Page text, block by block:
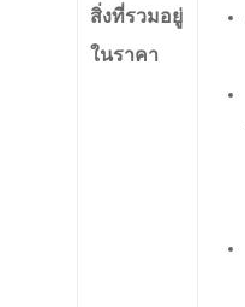
สิ่งที่รวมอยู่
ในราคา